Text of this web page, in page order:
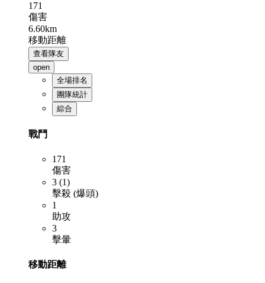
171
傷害
6.60km
移動距離
查看隊友
open
全場排名
團隊統計
綜合
戰鬥
171
傷害
3 (1)
擊殺 (爆頭)
1
助攻
3
擊暈
移動距離